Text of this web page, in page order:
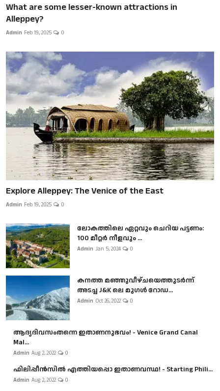
What are some lesser-known attractions in
Alleppey?
Admin Feb 19, 2025 0
Explore Alleppey: The Venice of the East
Admin Feb 19, 2025 0
ലോകത്തിലെ ഏറ്റവും ചെറിയ പട്ടണം:
100 മീറ്റർ നീളവും ...
Admin Jan 5, 2024 0
കനത്ത മഞ്ഞുവീഴ്ചയെത്തുടർന്ന്
അടച്ച J&K ലെ മുഗൾ റോഡ...
Admin Oct 26, 2022 0
ആദ്യദിവസംതന്നെ ഇതാണനുഭവം! - Venice Grand Canal
Mal...
Admin Aug 2, 2022 0
ഫിലിപ്പീൻസിൽ എത്തിയപ്പൊ ഇതാണവസ്ഥ! - Starting Phili...
Admin Aug 2, 2022 0